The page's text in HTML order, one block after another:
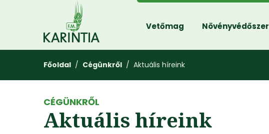
Vetőmag Növényvédőszer
Főoldal / Cégünkről / Aktuális híreink
CÉGÜNKRŐL
Aktuális híreink